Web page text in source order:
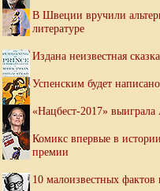
В Швеции вручили
литературе
Издана неизвестная
Успенским будет
«Нацбест-2017»
Комикс впервые в
премии
10 малоизвестных